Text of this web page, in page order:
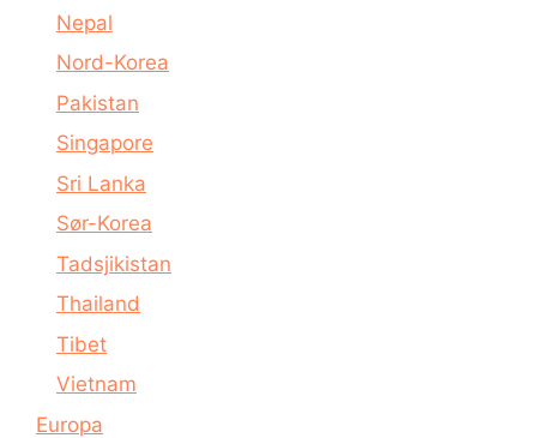
Nepal
Nord-Korea
Pakistan
Singapore
Sri Lanka
Sør-Korea
Tadsjikistan
Thailand
Tibet
Vietnam
Europa